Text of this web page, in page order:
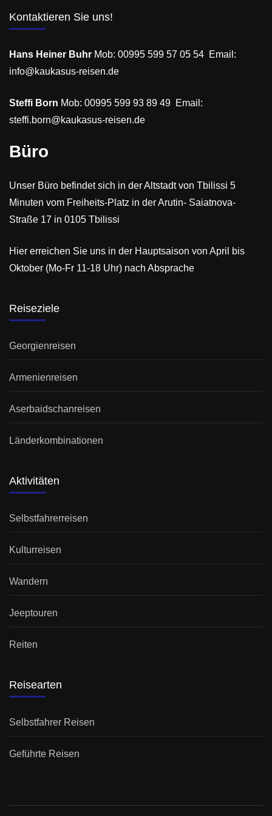
4×4 Jeeptour Georgien — Vashlovani, Kachetien,
Tuschetien und der legendäre Abanopass auf 2.866
m. 11 Tage. Deutschsprachige Reiseleitung mit
Hans Heiner Buhr inklusive. Kleine Gruppe, max. 12
Georgienreisen
Kontaktieren Sie uns!
Hans Heiner Buhr Mob: 00995 599 57 05 54 Email:
info@kaukasus-reisen.de
Steffi Born Mob: 00995 599 93 89 49 Email:
steffi.born@kaukasus-reisen.de
Büro
Unser Büro befindet sich in der Altstadt von Tbilissi 5
Minuten vom Freiheits-Platz in der Arutin- Saiatnova-
Straße 17 in 0105 Tbilissi
Hier erreichen Sie uns in der Hauptsaison von April bis
Oktober (Mo-Fr 11-18 Uhr) nach Absprache
Reiseziele
Georgienreisen
Armenienreisen
Aserbaidschanreisen
Länderkombinationen
Aktivitäten
Selbstfahrerreisen
Kulturreisen
Wandern
Jeeptouren
Reiten
Reisearten
Selbstfahrer Reisen
Geführte Reisen